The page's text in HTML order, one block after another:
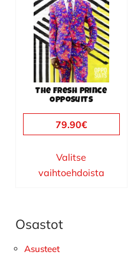
The Fresh Prince
Opposuits
79.90€
Valitse
vaihtoehdoista
useampi
muunnelma.
Voit
valinnat
tuotteen
sivulla.
Ensisijainen
sivupalkki
Osastot
Asusteet